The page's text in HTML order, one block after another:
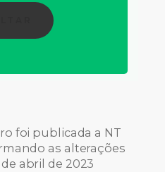
foi publicada a NT
as alterações
de abril de 2023